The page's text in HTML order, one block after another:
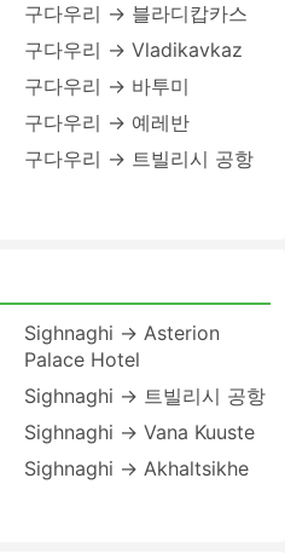
구다우리 → 블라디캅카스
구다우리 → Vladikavkaz
구다우리 → 바투미
구다우리 → 예레반
구다우리 → 트빌리시 공항
Sighnaghi → Asterion
Palace Hotel
Sighnaghi → 트빌리시 공항
Sighnaghi → Vana Kuuste
Sighnaghi → Akhaltsikhe